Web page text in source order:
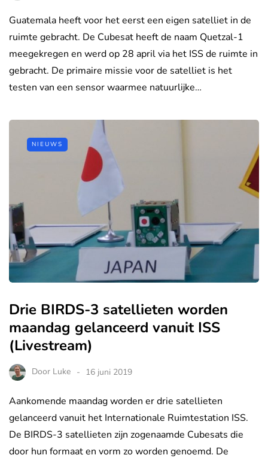
Guatemala heeft voor het eerst een eigen satelliet in de
ruimte gebracht. De Cubesat heeft de naam Quetzal-1
meegekregen en werd op 28 april via het ISS de ruimte in
gebracht. De primaire missie voor de satelliet is het
testen van een sensor waarmee natuurlijke…
NIEUWS
Drie BIRDS-3 satellieten worden
maandag gelanceerd vanuit ISS
(Livestream)
Door Luke 16 juni 2019
Aankomende maandag worden er drie satellieten
gelanceerd vanuit het Internationale Ruimtestation ISS.
De BIRDS-3 satellieten zijn zogenaamde Cubesats die
door hun formaat en vorm zo worden genoemd. De